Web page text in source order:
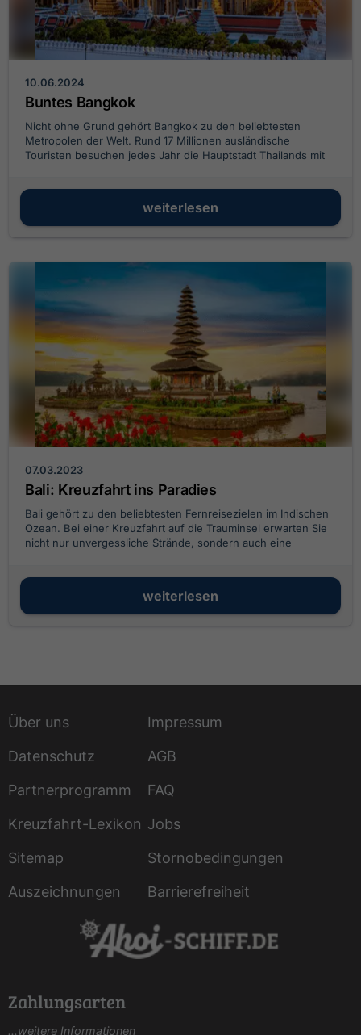
10.06.2024
Buntes Bangkok
Nicht ohne Grund gehört Bangkok zu den beliebtesten
Metropolen der Welt. Rund 17 Millionen ausländische
Touristen besuchen jedes Jahr die Hauptstadt Thailands mit
weiterlesen
07.03.2023
Bali: Kreuzfahrt ins Paradies
Bali gehört zu den beliebtesten Fernreisezielen im Indischen
Ozean. Bei einer Kreuzfahrt auf die Trauminsel erwarten Sie
nicht nur unvergessliche Strände, sondern auch eine
weiterlesen
Über uns
Impressum
Datenschutz
AGB
Partnerprogramm
FAQ
Kreuzfahrt-Lexikon Jobs
Sitemap
Stornobedingungen
Auszeichnungen
Barrierefreiheit
Zahlungsarten
...weitere Informationen